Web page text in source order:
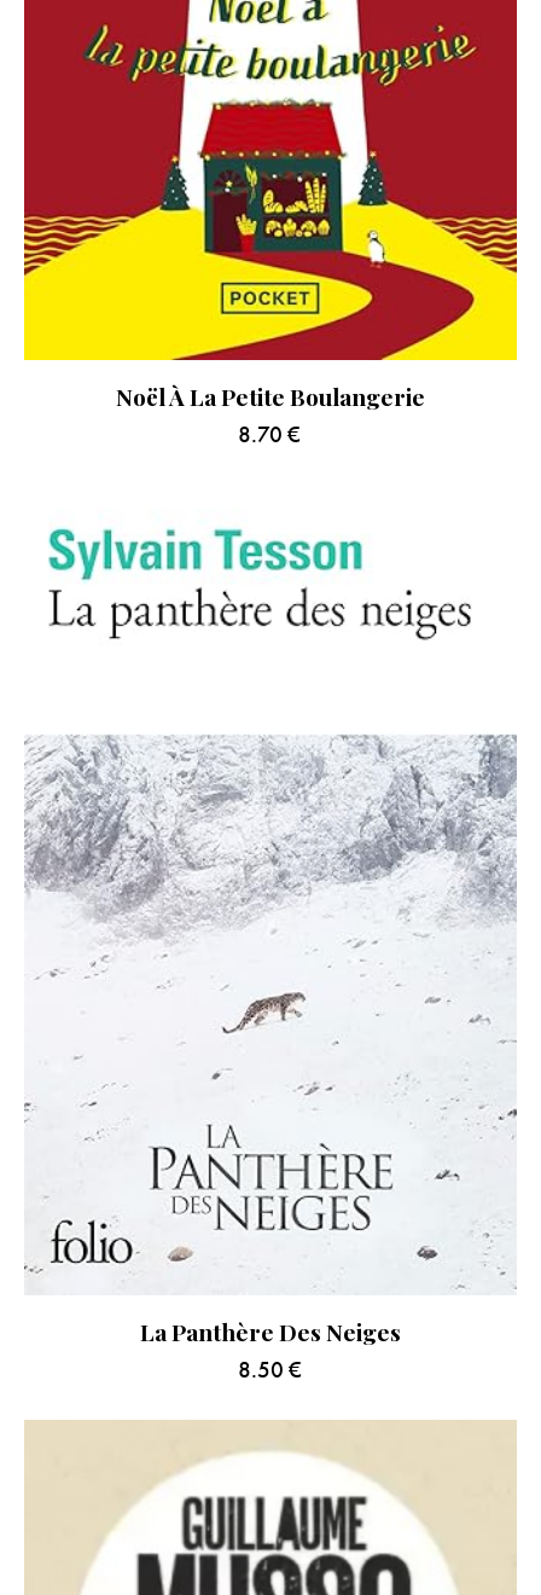
Noël À La Petite Boulangerie
8.70 €
La Panthère Des Neiges
8.50 €